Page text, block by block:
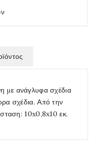
με ανάγλυφα σχέδια
σχέδια. Από την
10x0,8x10 εκ.